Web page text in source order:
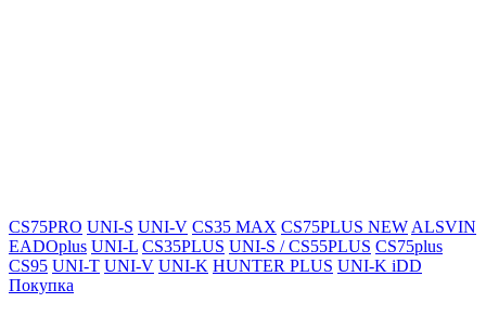
CS75PRO UNI-S UNI-V CS35 MAX CS75PLUS NEW ALSVIN
EADOplus UNI-L CS35PLUS UNI-S / CS55PLUS CS75plus
CS95 UNI-T UNI-V UNI-K HUNTER PLUS UNI-K iDD
Покупка